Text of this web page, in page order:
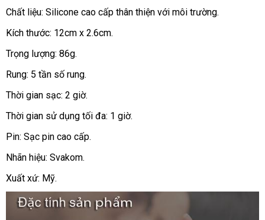
màu
khác
cho
tùy
thích
chọn
màu
đăng
ký
mà
mình
vừa
ý
nhất.
đâu
uy
tín
Chất liệu: Silicone cao cấp thân thiện nước
với môi trường.
Kích thước: 12cm x 2.6cm.
Trọng lượng: 86g.
Rung: 5 tần số rung.
Thời gian sạc: 2 giờ.
Thời gian sử dụng tối đa: 1 giờ.
Pin: Sạc pin cao cấp.
Nhãn hiệu: Svakom.
Xuất xứ: Mỹ.